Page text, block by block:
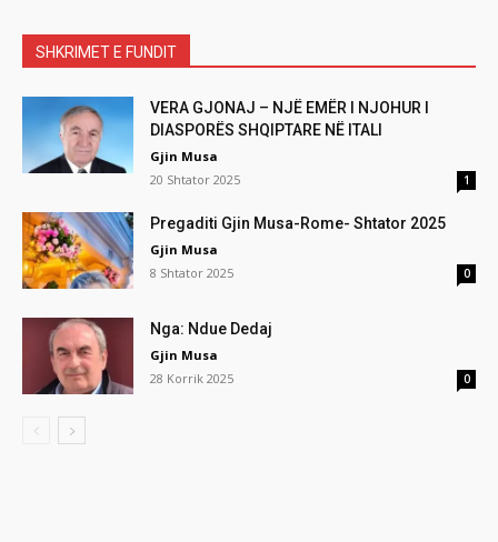
SHKRIMET E FUNDIT
VERA GJONAJ – NJË EMËR I NJOHUR I
DIASPORËS SHQIPTARE NË ITALI
Gjin Musa
20 Shtator 2025
1
Pregaditi Gjin Musa-Rome- Shtator 2025
Gjin Musa
8 Shtator 2025
0
Nga: Ndue Dedaj
Gjin Musa
28 Korrik 2025
0